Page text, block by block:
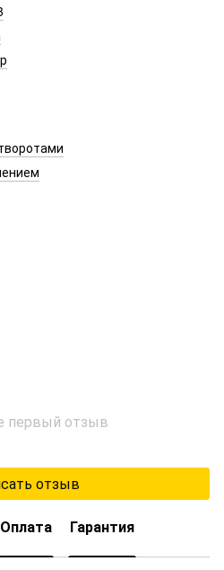
первый отзыв
отзыв
Оплата Гарантия